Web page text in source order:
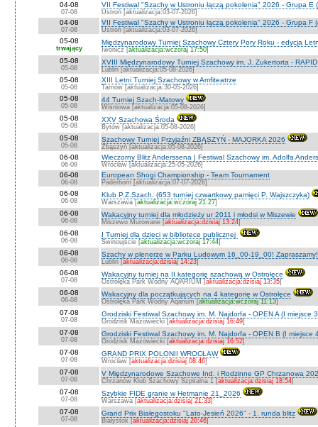
04-08
07-08
VII Festiwal "Szachy w Ustroniu łączą pokolenia" 2026 - Grupa E
Ustroń [aktualizacja:03-07-2026]
04-08
07-08
VII Festiwal "Szachy w Ustroniu łączą pokolenia" 2026 - Grupa F
Ustroń [aktualizacja:03-07-2026]
05-08
trwający
Międzynarodowy Turniej Szachowy Cztery Pory Roku - edycja
Iwonicz [aktualizacja:wczoraj 17:50]
05-08
05-08
XVIII Międzynarodowy Turniej Szachowy im. J. Zukertorta -
Lublin [aktualizacja:05-08-2026]
05-08
05-08
XIII Letni Turniej Szachowy w Amfiteatrze
Tarnów [aktualizacja:30-05-2026]
05-08
05-08
44 Turniej Szach-Matowy
Wiśniowa [aktualizacja:05-08-2026]
05-08
05-08
XXV Szachowa Środa
Bytów [aktualizacja:05-08-2026]
05-08
05-08
Szachowy Turniej Przyjaźni ZBĄSZYŃ - MAJORKA 2026
Zbąszyń [aktualizacja:05-08-2026]
06-08
06-08
Wieczorny Blitz Anderssena | Festiwal Szachowy im. Adolfa
Wrocław [aktualizacja:25-05-2026]
06-08
06-08
European Shogi Championship - Team Tournament
Paderborn [aktualizacja:07-07-2026]
06-08
06-08
Klub P.Z.Szach. (653 turniej czwartkowy pamięci P. Wajszczyka)
Warszawa [aktualizacja:wczoraj 21:27]
06-08
06-08
Wakacyjny turniej dla młodzieży ur 2011 i młodsi w Miszewie
Miszewo Murowane [aktualizacja:dzisiaj 13:24]
06-08
06-08
I Turniej dla dzieci w bibliotece publicznej
Świnoujście [aktualizacja:wczoraj 17:44]
06-08
06-08
Szachy w plenerze w Parku Ludowym 16_00-19_00! Zapraszamy!
Lublin [aktualizacja:dzisiaj 14:23]
06-08
07-08
Wakacyjny turniej na II kategorię szachową w Ostrołęce
Ostrołęka Park Wodny AQARIUM [aktualizacja:dzisiaj 13:35]
06-08
06-08
Wakacyjny dla początkujących na 4 kategorię w Ostrołęce
Ostrołęka Park Wodny Aqarium [aktualizacja:wczoraj 11:13]
07-08
07-08
Grodziski Festiwal Szachowy im. M. Najdorfa - OPEN A (I miejsce
Grodzisk Mazowiecki [aktualizacja:dzisiaj 16:49]
07-08
07-08
Grodziski Festiwal Szachowy im. M. Najdorfa - OPEN B (I miejsce
Grodzisk Mazowiecki [aktualizacja:dzisiaj 16:52]
07-08
07-08
GRAND PRIX POLONII WROCŁAW
Wrocław [aktualizacja:dzisiaj 08:46]
07-08
07-08
V Międzynarodowe Szachowe Ind. i Rodzinne GP Chrzanowa
Chrzanów Klub Szachowy Szpitalna 1 [aktualizacja:dzisiaj 18:54]
07-08
07-08
Szybkie FIDE granie w Hetmanie 21_2026
Warszawa [aktualizacja:dzisiaj 21:33]
07-08
07-08
Grand Prix Białegostoku "Lato-Jesień 2026" - 1. runda blitz
Białystok [aktualizacja:dzisiaj 20:46]